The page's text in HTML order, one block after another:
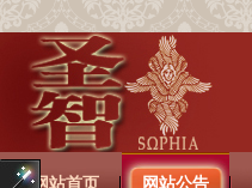
网站首页 网站公告